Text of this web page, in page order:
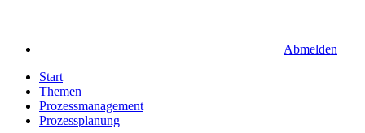
Abmelden
Start
Themen
Prozessmanagement
Prozessplanung